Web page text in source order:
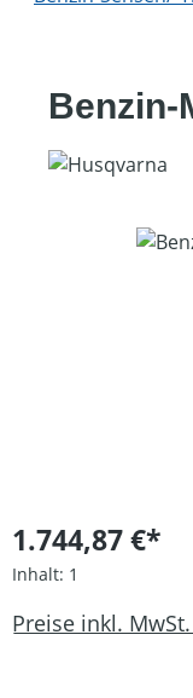
Benzin-
Bildergalerie
1.744,87 €*
Inhalt: 1
Preise inkl.